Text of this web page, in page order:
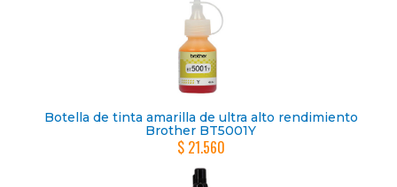
Botella de tinta amarilla de ultra alto rendimiento
Brother BT5001Y
$ 21.560